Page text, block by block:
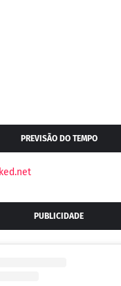
PREVISÃO DO TEMPO
PUBLICIDADE